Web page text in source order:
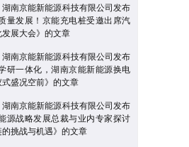
湖南京能新能源科技有限公司发布
量发展！京能充电桩受邀出席汽
展大会》的文章
湖南京能新能源科技有限公司发布
研一体化，湖南京能新能源换电
盛况空前》的文章
湖南京能新能源科技有限公司发布
源战略发展总裁与业内专家探讨
挑战与机遇》的文章